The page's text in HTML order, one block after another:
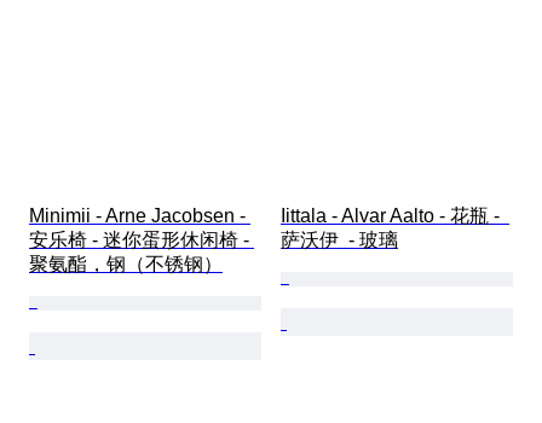
Minimii - Arne Jacobsen -
安乐椅 - 迷你蛋形休闲椅 -
聚氨酯，钢（不锈钢）
Iittala - Alvar Aalto - 花瓶 -
萨沃伊  - 玻璃